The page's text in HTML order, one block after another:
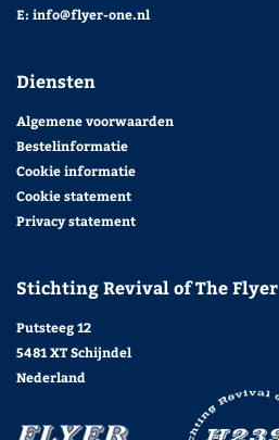
E: info@flyer-one.nl
Diensten
Algemene voorwaarden
Bestelinformatie
Cookie informatie
Cookie statement
Privacy statement
Stichting Revival of The Flyer
Putsteeg 12
5481 XT Schijndel
Nederland